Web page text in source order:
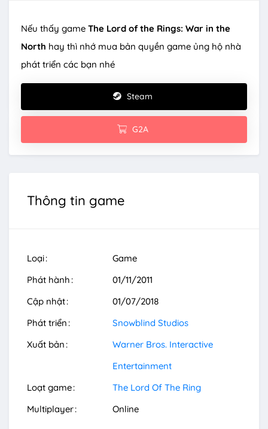
Nếu thấy game The Lord of the Rings: War in the
North hay thì nhớ mua bản quyền game ủng hộ nhà
phát triển các bạn nhé
Steam
G2A
Thông tin game
Loại
Game
Phát hành
01/11/2011
Cập nhật
01/07/2018
Phát triển
Snowblind Studios
Xuất bản
Warner Bros. Interactive
Entertainment
Loạt game
The Lord Of The Ring
Multiplayer
Online